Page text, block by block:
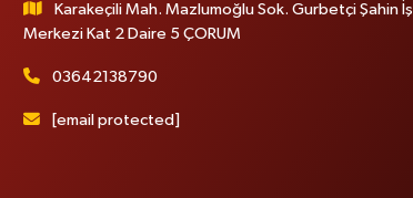
Karakeçili Mah. Mazlumoğlu Sok. Gurbetçi Şahin İş
Merkezi Kat 2 Daire 5 ÇORUM
03642138790
[email protected]